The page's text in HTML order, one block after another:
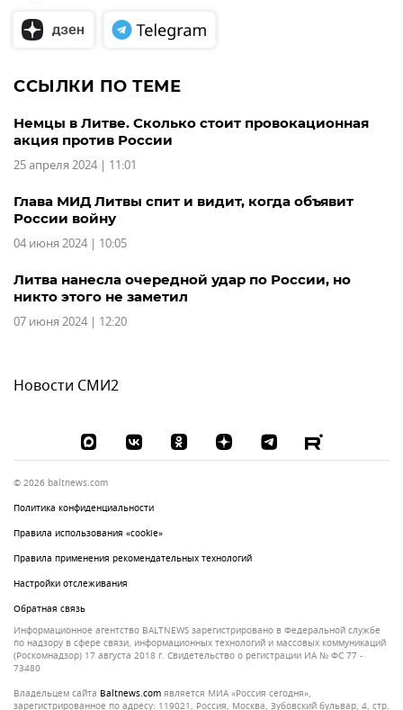
ССЫЛКИ ПО ТЕМЕ
Немцы в Литве. Сколько стоит провокационная
акция против России
25 апреля 2024 | 11:01
Глава МИД Литвы спит и видит, когда объявит
России войну
04 июня 2024 | 10:05
Литва нанесла очередной удар по России, но
никто этого не заметил
07 июня 2024 | 12:20
Новости СМИ2
© 2026 baltnews.com
Политика конфиденциальности
Правила использования «cookie»
Правила применения рекомендательных технологий
Настройки отслеживания
Обратная связь
Информационное агентство BALTNEWS зарегистрировано в Федеральной службе
по надзору в сфере связи, информационных технологий и массовых коммуникаций
(Роскомнадзор) 17 августа 2018 г. Свидетельство о регистрации ИА № ФС 77 -
73480
Владельцем сайта
baltnews.com является МИА «Россия сегодня»,
зарегистрированное по адресу: 119021, Россия, Москва, Зубовский бульвар, 4, стр.